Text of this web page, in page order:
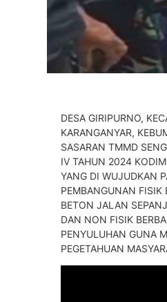
DESA GIRIPURNO,
KARANGANYAR,
SASARAN TMMD
IV TAHUN 2024
YANG DI WUJUDKAN
PEMBANGUNAN FISIK
BETON JALAN
DAN NON FISIK
PENYULUHAN GUNA
PEGETAHUAN